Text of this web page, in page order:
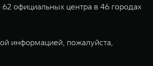
официальных центра в 46 городах
информацией, пожалуйста,